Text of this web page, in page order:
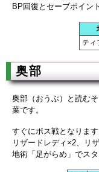
BP回復とセーブポイン
ティ
奥部
奥部（おうぶ）と読む
葉です。
すぐにボス戦となります
リザードレディ×2、リ
地術「足がらめ」でス